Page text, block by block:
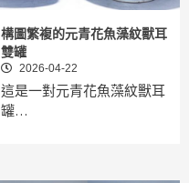
構圖繁複的元青花魚藻紋獸耳
雙罐
2026-04-22
這是一對‌元青花魚藻紋獸耳
罐‌…